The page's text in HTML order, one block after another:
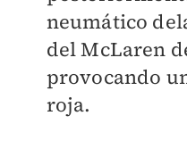
neumático
del McLaren
provocando
roja.